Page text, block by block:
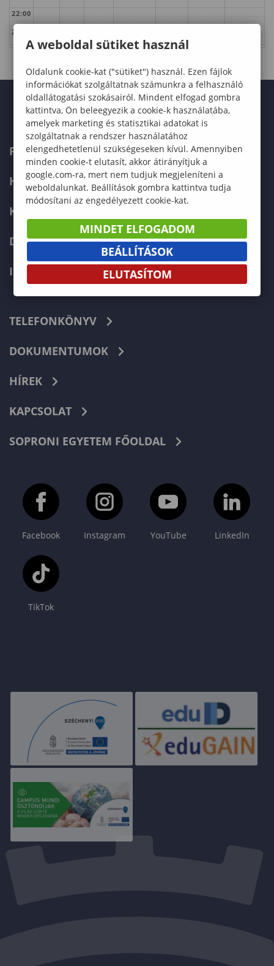
22:00
23:00
FELVÉTELIZŐKNEK
HALLGATÓKNAK
KÉPZÉSEK
DOKTORI ISKOLA
INTERNATIONAL
TELEFONKÖNYV
DOKUMENTUMOK
HÍREK
KAPCSOLAT
SOPRONI EGYETEM FŐOLDAL
Facebook Instagram YouTube LinkedIn
TikTok
A weboldal sütiket használ
Oldalunk cookie-kat ("sütiket") használ. Ezen fájlok
információkat szolgáltatnak számunkra a felhasználó
oldallátogatási szokásairól. Mindent elfogad gombra
kattintva, Ön beleegyezik a cookie-k használatába,
amelyek marketing és statisztikai adatokat is
szolgáltatnak a rendszer használatához
elengedhetetlenül szükségeseken kívül. Amennyiben
minden cookie-t elutasít, akkor átirányítjuk a
google.com-ra, mert nem tudjuk megjeleníteni a
weboldalunkat. Beállítások gombra kattintva tudja
módosítani az engedélyezett cookie-kat.
MINDET ELFOGADOM
BEÁLLÍTÁSOK
ELUTASÍTOM